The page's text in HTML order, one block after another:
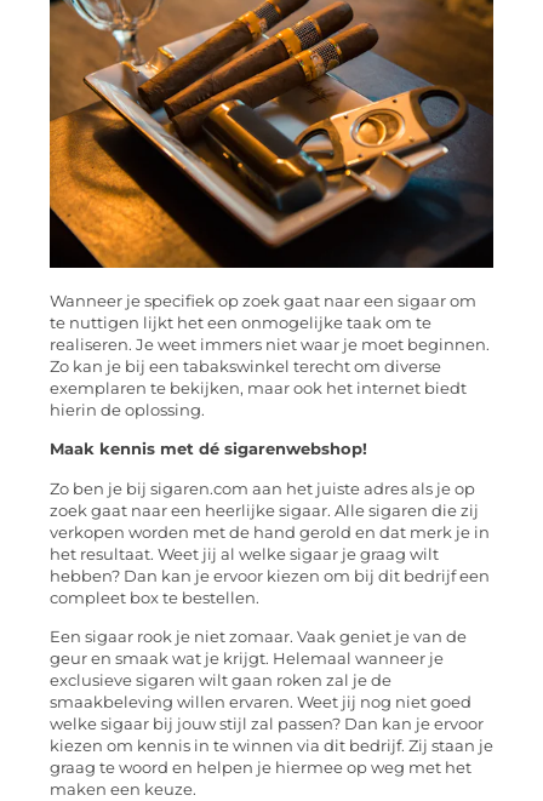
Wanneer je specifiek op zoek gaat naar een sigaar om
te nuttigen lijkt het een onmogelijke taak om te
realiseren. Je weet immers niet waar je moet beginnen.
Zo kan je bij een tabakswinkel terecht om diverse
exemplaren te bekijken, maar ook het internet biedt
hierin de oplossing.
Maak kennis met dé sigarenwebshop!
Zo ben je bij sigaren.com aan het juiste adres als je op
zoek gaat naar een heerlijke sigaar. Alle sigaren die zij
verkopen worden met de hand gerold en dat merk je in
het resultaat. Weet jij al welke sigaar je graag wilt
hebben? Dan kan je ervoor kiezen om bij dit bedrijf een
compleet box te bestellen.
Een sigaar rook je niet zomaar. Vaak geniet je van de
geur en smaak wat je krijgt. Helemaal wanneer je
exclusieve sigaren wilt gaan roken zal je de
smaakbeleving willen ervaren. Weet jij nog niet goed
welke sigaar bij jouw stijl zal passen? Dan kan je ervoor
kiezen om kennis in te winnen via dit bedrijf. Zij staan je
graag te woord en helpen je hiermee op weg met het
maken een keuze.